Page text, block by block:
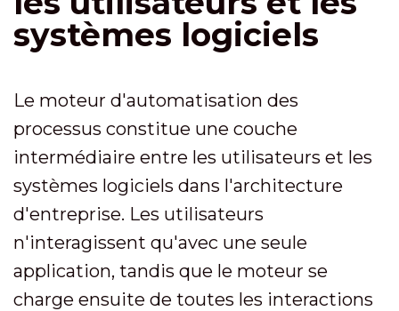
systèmes logiciels
Le moteur d'automatisation des
processus constitue une couche
intermédiaire entre les utilisateurs et les
systèmes logiciels dans l'architecture
d'entreprise. Les utilisateurs
n'interagissent qu'avec une seule
application, tandis que le moteur se
charge ensuite de toutes les interactions